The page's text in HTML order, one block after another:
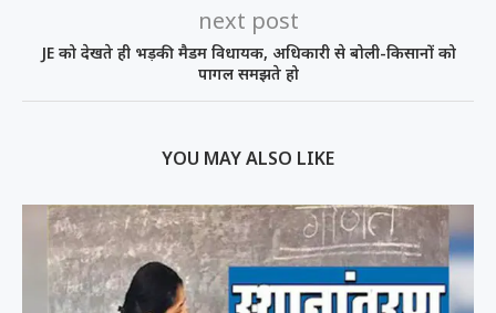
next post
JE को देखते ही भड़की मैडम विधायक, अधिकारी से बोली-किसानों को
पागल समझते हो
YOU MAY ALSO LIKE